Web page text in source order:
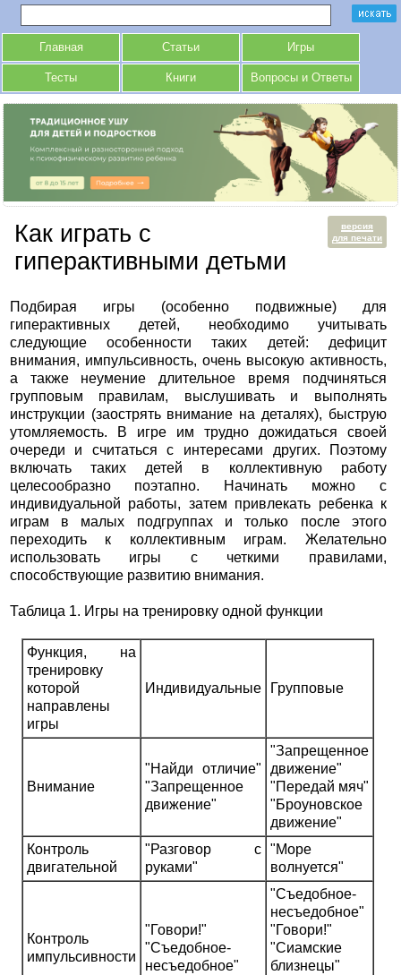
Главная Статьи Игры
Тесты Книги Вопросы и Ответы
версия
для печати
Как играть с
гиперактивными детьми
Подбирая игры (особенно подвижные) для
гиперактивных детей, необходимо учитывать
следующие особенности таких детей: дефицит
внимания, импульсивность, очень высокую активность,
а также неумение длительное время подчиняться
групповым правилам, выслушивать и выполнять
инструкции (заострять внимание на деталях), быструю
утомляемость. В игре им трудно дожидаться своей
очереди и считаться с интересами других. Поэтому
включать таких детей в коллективную работу
целесообразно поэтапно. Начинать можно с
индивидуальной работы, затем привлекать ребенка к
играм в малых подгруппах и только после этого
переходить к коллективным играм. Желательно
использовать игры с четкими правилами,
способствующие развитию внимания.
Таблица 1. Игры на тренировку одной функции
Функция, на
тренировку
которой
направлены
игры
Индивидуальные Групповые
Внимание
"Найди отличие"
"Запрещенное
движение"
"Запрещенное
движение"
"Передай мяч"
"Броуновское
движение"
Контроль
двигательной
"Разговор с
руками"
"Море
волнуется"
Контроль
импульсивности
"Говори!"
"Съедобное-
несъедобное"
"Съедобное-
несъедобное"
"Говори!"
"Сиамские
близнецы"